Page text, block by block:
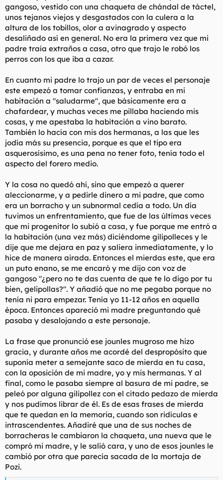
gangoso, vestido con una chaqueta de chándal de táctel,
unos tejanos viejos y desgastados con la culera a la
altura de los tobillos, olor a avinagrado y aspecto
desaliñado así en general. No era la primera vez que mi
padre traía extraños a casa, otro que trajo le robó los
perros con los que iba a cazar.
En cuanto mi padre lo trajo un par de veces el personaje
este empezó a tomar confianzas, y entraba en mi
habitación a "saludarme", que básicamente era a
chafardear, y muchas veces me pillaba haciendo mis
cosas, y me apestaba la habitación a vino barato.
También lo hacía con mis dos hermanas, a las que les
jodía más su presencia, porque es que el tipo era
asquerosísimo, es una pena no tener foto, tenía todo el
aspecto del forero medio.
Y la cosa no quedó ahí, sino que empezó a querer
aleccionarme, y a pedirle dinero a mi padre, que como
era un borracho y un subnormal cedía a todo. Un día
tuvimos un enfrentamiento, que fue de las últimas veces
que mi progenitor lo subió a casa, y fue porque me entró a
la habitación (una vez más) diciéndome gilipolleces y le
dije que me dejara en paz y saliera inmediatamente, y lo
hice de manera airada. Entonces el mierdas este, que era
un puto enano, se me encaró y me dijo con voz de
gangoso "¿pero no te das cuenta de que te lo digo por tu
bien, gelipollas?". Y añadió que no me pegaba porque no
tenía ni para empezar. Tenía yo 11-12 años en aquella
época. Entonces apareció mi madre preguntando qué
pasaba y desalojando a este personaje.
La frase que pronunció ese jounles mugroso me hizo
gracia, y durante años me acordé del despropósito que
suponía meter a semejante saco de mierda en tu casa,
con la oposición de mi madre, yo y mis hermanas. Y al
final, como le pasaba siempre al basura de mi padre, se
peleó por alguna gilipollez con el citado pedazo de mierda
y nos pudimos librar de él. Es de esas frases de mierda
que te quedan en la memoria, cuando son ridículas e
intrascendentes. Añadiré que una de sus noches de
borracheras le cambiaron la chaqueta, una nueva que le
compró mi madre, y le salió cara, y uno de esos jounles le
cambió por otra que parecía sacada de la mortaja de
Pozi.